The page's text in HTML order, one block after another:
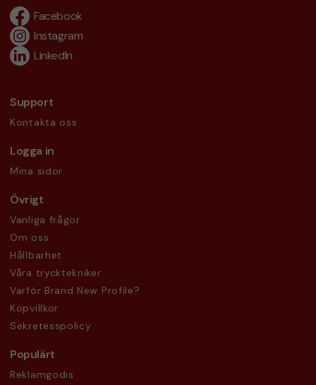
Facebook
Instagram
LinkedIn
Support
Kontakta oss
Logga in
Mina sidor
Övrigt
Vanliga frågor
Om oss
Hållbarhet
Våra trycktekniker
Varför Brand New Profile?
Köpvillkor
Sekretesspolicy
Populärt
Reklamgodis